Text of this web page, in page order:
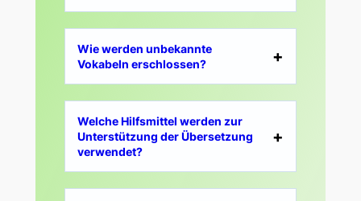
Wie werden unbekannte
Vokabeln erschlossen?
Welche Hilfsmittel werden zur
Unterstützung der Übersetzung
verwendet?